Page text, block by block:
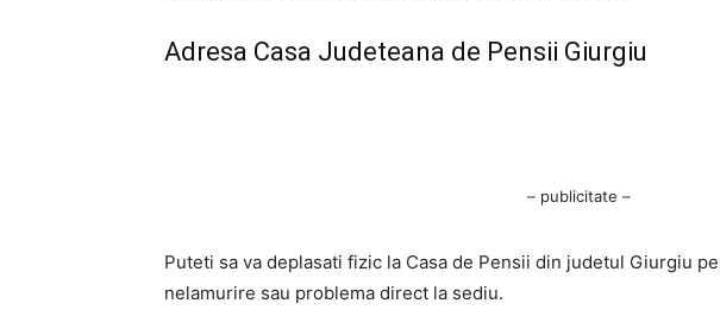
Adresa Casa Judeteana de Pensii Giurgiu
– publicitate –
Puteti sa va deplasati fizic la Casa de Pensii din judetul Giurgiu
nelamurire sau problema direct la sediu.